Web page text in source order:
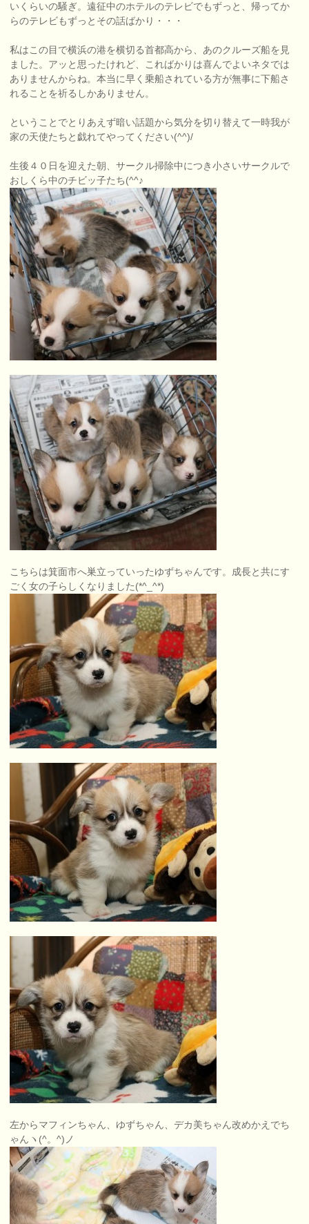
いくらいの騒ぎ。遠征中のホテルのテレビでもずっと、帰ってか
らのテレビもずっとその話ばかり・・・
私はこの目で横浜の港を横切る首都高から、あのクルーズ船を見
ました。アッと思ったけれど、こればかりは喜んでよいネタでは
ありませんからね。本当に早く乗船されている方が無事に下船さ
れることを祈るしかありません。
ということでとりあえず暗い話題から気分を切り替えて一時我が
家の天使たちと戯れてやってください(^^)/
生後４０日を迎えた朝、サークル掃除中につき小さいサークルで
おしくら中のチビッ子たち(^^♪
こちらは箕面市へ巣立っていったゆずちゃんです。成長と共にす
ごく女の子らしくなりました(*^_^*)
左からマフィンちゃん、ゆずちゃん、デカ美ちゃん改めかえでち
ゃんヽ(^。^)ノ